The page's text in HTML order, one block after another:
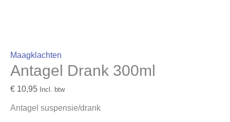
Maagklachten
Antagel Drank 300ml
€ 10,95 Incl. btw
Antagel suspensie/drank